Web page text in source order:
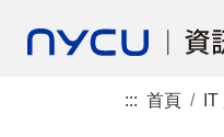
::: 首頁